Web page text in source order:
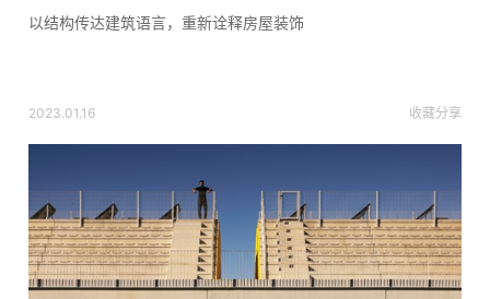
以结构传达建筑语言，重新诠释房屋装饰
2023.01.16 收藏分享